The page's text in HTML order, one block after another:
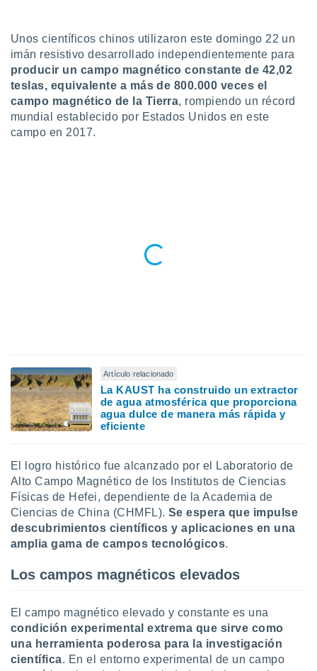
más
nuestra
y
de
de que
sean
para
ni para
o
aunque
Puedes
web a
abono
Unos científicos chinos utilizaron este domingo 22 un
imán resistivo desarrollado independientemente para
producir un campo magnético constante de 42,02
teslas, equivalente a más de 800.000 veces el
campo magnético de la Tierra, rompiendo un récord
mundial establecido por Estados Unidos en este
campo en 2017.
Artículo relacionado
La KAUST ha construido un extractor
de agua atmosférica que proporciona
agua dulce de manera más rápida y
eficiente
El logro histórico fue alcanzado por el Laboratorio de
Alto Campo Magnético de los Institutos de Ciencias
Físicas de Hefei, dependiente de la Academia de
Ciencias de China (CHMFL). Se espera que impulse
descubrimientos científicos y aplicaciones en una
amplia gama de campos tecnológicos.
Los campos magnéticos elevados
El campo magnético elevado y constante es una
condición experimental extrema que sirve como
una herramienta poderosa para la investigación
científica. En el entorno experimental de un campo